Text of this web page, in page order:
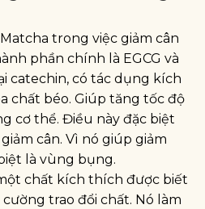
trong việc giảm cân
phần chính là EGCG và
catechin, có tác dụng kích
chất béo. Giúp tăng tốc độ
cơ thể. Điều này đặc biệt
cân. Vì nó giúp giảm
là vùng bụng.
chất kích thích được biết
trao đổi chất. Nó làm